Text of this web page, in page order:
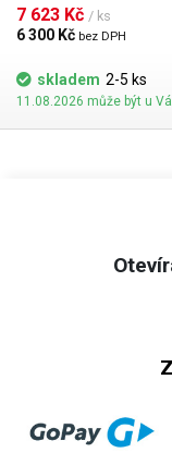
KA3303D umožňuje
přičemž jejich navolení
ovládacím panelu.
použití krokových
mezi jednotlivými
zobrazuje na velkém
displejů, každý se
7 623 Kč / ks
6 300 Kč bez DPH
skladem 2-5 ks
11.08.2026 může být u